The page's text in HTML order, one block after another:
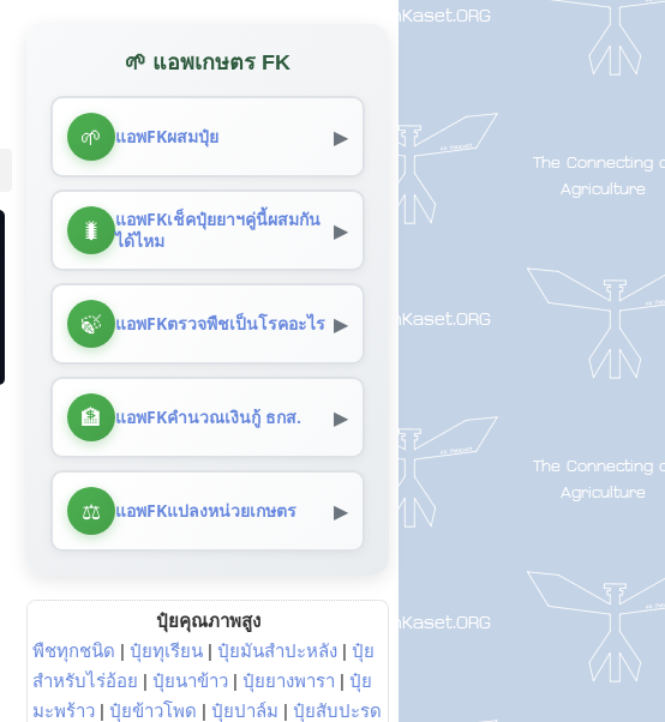
🌱 แอพเกษตร FK
🌱 แอพFKผสมปุ๋ย ▶
🐛
แอพFKเช็คปุ๋ยยาฯคู่นี้ผสมกัน
ได้ไหม
▶
🍃 แอพFKตรวจพืชเป็นโรคอะไร ▶
🏦 แอพFKคำนวณเงินกู้ ธกส. ▶
⚖️ แอพFKแปลงหน่วยเกษตร ▶
ปุ๋ยคุณภาพสูง
พืชทุกชนิด | ปุ๋ยทุเรียน | ปุ๋ยมันสำปะหลัง | ปุ๋ย
สำหรับไร่อ้อย | ปุ๋ยนาข้าว | ปุ๋ยยางพารา | ปุ๋ย
มะพร้าว | ปุ๋ยข้าวโพด | ปุ๋ยปาล์ม | ปุ๋ยสับปะรด